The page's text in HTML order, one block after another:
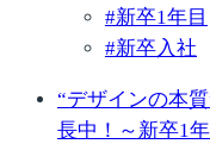
#新卒1年目
#新卒入社
“デザインの本
長中！～新卒1